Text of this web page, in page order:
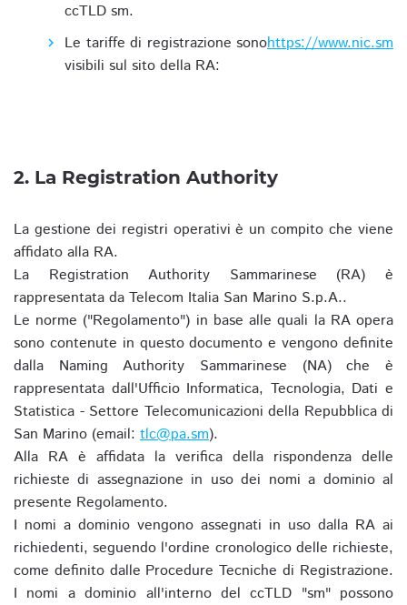
ccTLD sm.
Le tariffe di registrazione sono
visibili sul sito della RA:
https://www.nic.sm
2. La Registration Authority
La gestione dei registri operativi è un compito che viene
affidato alla RA.
La Registration Authority Sammarinese (RA) è
rappresentata da Telecom Italia San Marino S.p.A..
Le norme ("Regolamento") in base alle quali la RA opera
sono contenute in questo documento e vengono definite
dalla Naming Authority Sammarinese (NA) che è
rappresentata dall'Ufficio Informatica, Tecnologia, Dati e
Statistica - Settore Telecomunicazioni della Repubblica di
San Marino (email: tlc@pa.sm).
Alla RA è affidata la verifica della rispondenza delle
richieste di assegnazione in uso dei nomi a dominio al
presente Regolamento.
I nomi a dominio vengono assegnati in uso dalla RA ai
richiedenti, seguendo l'ordine cronologico delle richieste,
come definito dalle Procedure Tecniche di Registrazione.
I nomi a dominio all'interno del ccTLD "sm" possono